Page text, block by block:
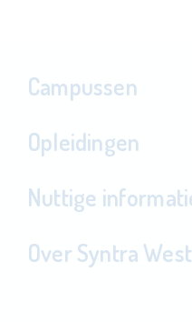
Campussen
Opleidingen
Nuttige
Over Syntra West